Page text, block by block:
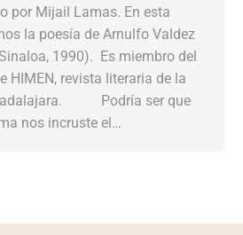
por Mijail Lamas. En esta
la poesía de Arnulfo Valdez
1990). Es miembro del
HIMEN, revista literaria de la
Podría ser que
nos incruste el…